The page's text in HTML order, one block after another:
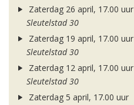
Zaterdag 26 april, 17.00 uur
Sleutelstad 30
Zaterdag 19 april, 17.00 uur
Sleutelstad 30
Zaterdag 12 april, 17.00 uur
Sleutelstad 30
Zaterdag 5 april, 17.00 uur